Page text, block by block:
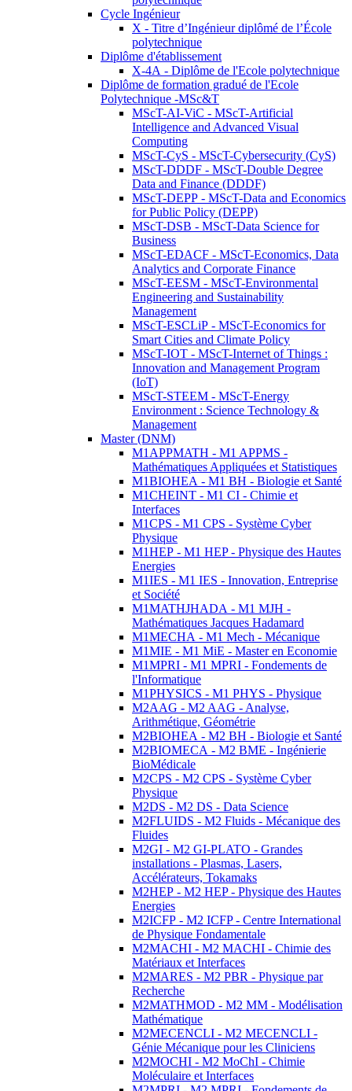
Cycle Ingénieur
X - Titre d’Ingénieur diplômé de l’École
polytechnique
Diplôme d'établissement
X-4A - Diplôme de l'Ecole polytechnique
Diplôme de formation gradué de l'Ecole
Polytechnique -MSc&T
MScT-AI-ViC - MScT-Artificial
Intelligence and Advanced Visual
Computing
MScT-CyS - MScT-Cybersecurity (CyS)
MScT-DDDF - MScT-Double Degree
Data and Finance (DDDF)
MScT-DEPP - MScT-Data and Economics
for Public Policy (DEPP)
MScT-DSB - MScT-Data Science for
Business
MScT-EDACF - MScT-Economics, Data
Analytics and Corporate Finance
MScT-EESM - MScT-Environmental
Engineering and Sustainability
Management
MScT-ESCLiP - MScT-Economics for
Smart Cities and Climate Policy
MScT-IOT - MScT-Internet of Things :
Innovation and Management Program
(IoT)
MScT-STEEM - MScT-Energy
Environment : Science Technology &
Management
Master (DNM)
M1APPMATH - M1 APPMS -
Mathématiques Appliquées et Statistiques
M1BIOHEA - M1 BH - Biologie et Santé
M1CHEINT - M1 CI - Chimie et
Interfaces
M1CPS - M1 CPS - Système Cyber
Physique
M1HEP - M1 HEP - Physique des Hautes
Energies
M1IES - M1 IES - Innovation, Entreprise
et Société
M1MATHJHADA - M1 MJH -
Mathématiques Jacques Hadamard
M1MECHA - M1 Mech - Mécanique
M1MIE - M1 MiE - Master en Economie
M1MPRI - M1 MPRI - Fondements de
l'Informatique
M1PHYSICS - M1 PHYS - Physique
M2AAG - M2 AAG - Analyse,
Arithmétique, Géométrie
M2BIOHEA - M2 BH - Biologie et Santé
M2BIOMECA - M2 BME - Ingénierie
BioMédicale
M2CPS - M2 CPS - Système Cyber
Physique
M2DS - M2 DS - Data Science
M2FLUIDS - M2 Fluids - Mécanique des
Fluides
M2GI - M2 GI-PLATO - Grandes
installations - Plasmas, Lasers,
Accélérateurs, Tokamaks
M2HEP - M2 HEP - Physique des Hautes
Energies
M2ICFP - M2 ICFP - Centre International
de Physique Fondamentale
M2MACHI - M2 MACHI - Chimie des
Matériaux et Interfaces
M2MARES - M2 PBR - Physique par
Recherche
M2MATHMOD - M2 MM - Modélisation
Mathématique
M2MECENCLI - M2 MECENCLI -
Génie Mécanique pour les Cliniciens
M2MOCHI - M2 MoChI - Chimie
Moléculaire et Interfaces